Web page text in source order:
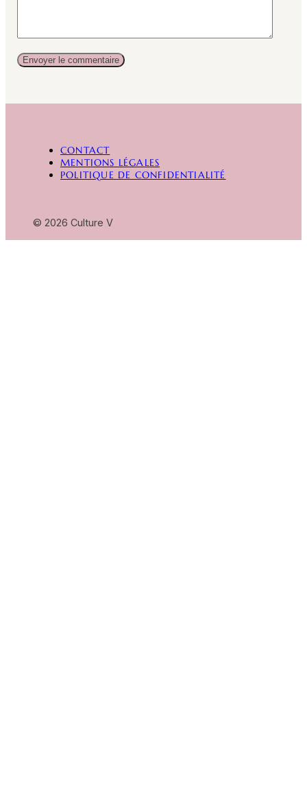
CONTACT
MENTIONS LÉGALES
POLITIQUE DE CONFIDENTIALITÉ
© 2026 Culture V